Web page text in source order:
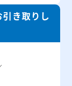
き取りし